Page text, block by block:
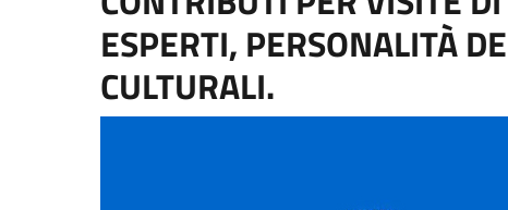
ESPERTI, PERSONALITÀ
CULTURALI.